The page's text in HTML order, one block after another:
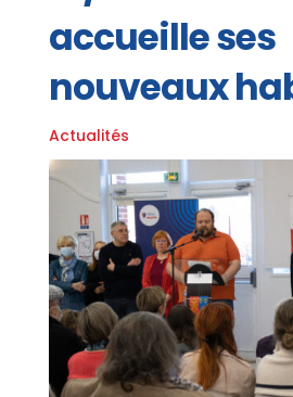
accueille ses
nouveaux
Actualités